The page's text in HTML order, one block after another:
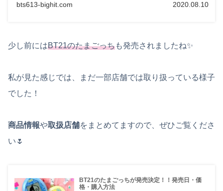
bts613-bighit.com 2020.08.10
少し前にはBT21のたまごっちも発売されましたね✨
私が見た感じでは、まだ一部店舗では取り扱っている様子
でした！
商品情報や取扱店舗をまとめてますので、ぜひご覧くださ
い🌷
BT21のたまごっちが発売決定！！発売日・価
格・購入方法